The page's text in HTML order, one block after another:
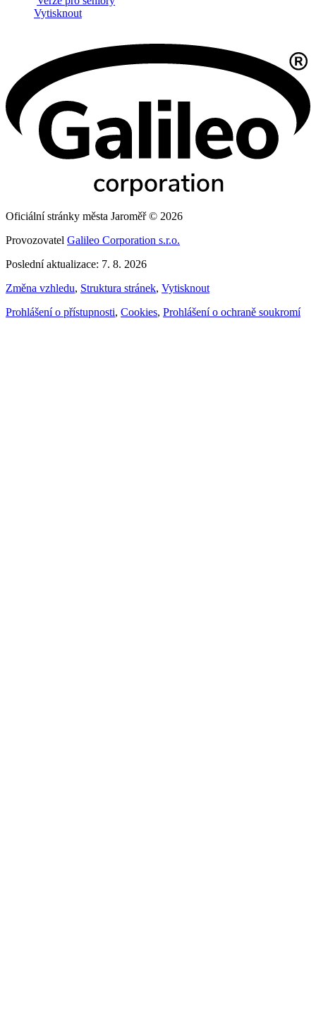
Vytisknout
Oficiální stránky města Jaroměř © 2026
Provozovatel Galileo Corporation s.r.o.
Poslední aktualizace: 7. 8. 2026
Změna vzhledu, Struktura stránek, Vytisknout
Prohlášení o přístupnosti, Cookies, Prohlášení o ochraně soukromí